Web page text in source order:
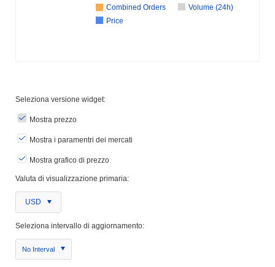
Combined Orders
Volume (24h)
Price
Seleziona versione widget:
Mostra prezzo
Mostra i paramentri dei mercati
Mostra grafico di prezzo
Valuta di visualizzazione primaria:
USD
Seleziona intervallo di aggiornamento:
No Interval